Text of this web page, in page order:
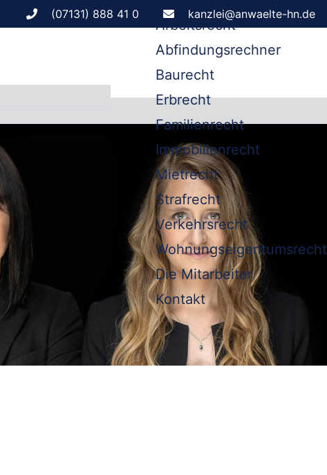
(07131) 888 41 0 kanzlei@anwaelte-hn.de
Arbeitsrecht
Abfindungsrechner
Baurecht
Erbrecht
Familienrecht
Immobilienrecht
Mietrecht
Strafrecht
Verkehrsrecht
Wohnungseigentumsrecht
Die Mitarbeiter
Kontakt